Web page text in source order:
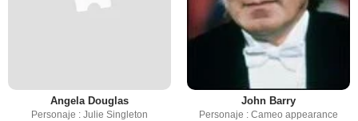
Angela Douglas
Personaje : Julie Singleton
John Barry
Personaje : Cameo appearance